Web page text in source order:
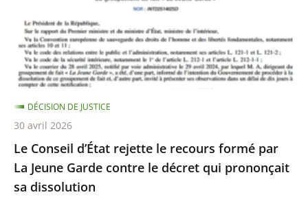
formé
par
La
Jeune
Garde
contre
le
décret
qui
Le Conseil d’État rejette le recours formé par
La Jeune Garde contre le décret qui prononçait
sa dissolution
DÉCISION DE JUSTICE
30 avril 2026